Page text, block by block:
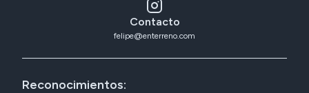
Contacto
felipe@enterreno.com
Reconocimientos: